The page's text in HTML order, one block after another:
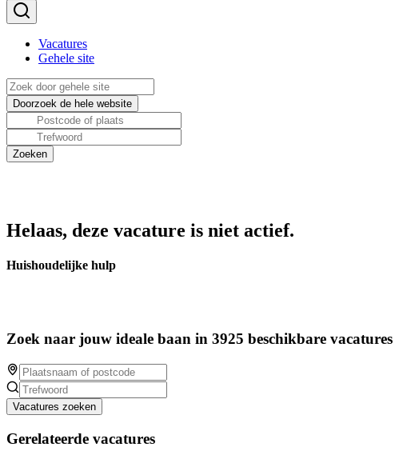
Vacatures
Gehele site
Helaas, deze vacature is niet actief.
Huishoudelijke hulp
Zoek naar jouw ideale baan in 3925 beschikbare vacatures
Vacatures zoeken
Gerelateerde vacatures